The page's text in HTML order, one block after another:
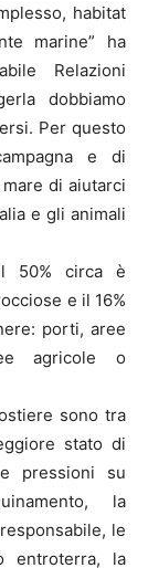
habitat
marine” ha
Relazioni
dobbiamo
Per questo
e di
di aiutarci
e gli animali
50% circa è
e il 16%
porti, aree
agricole o
sono tra
stato di
pressioni su
la
le
entroterra, la